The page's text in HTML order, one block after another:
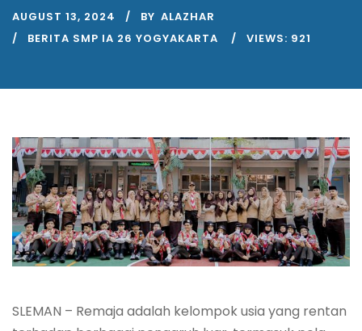
AUGUST 13, 2024 BY ALAZHAR
BERITA SMP IA 26 YOGYAKARTA
VIEWS: 921
SLEMAN – Remaja adalah kelompok usia yang rentan